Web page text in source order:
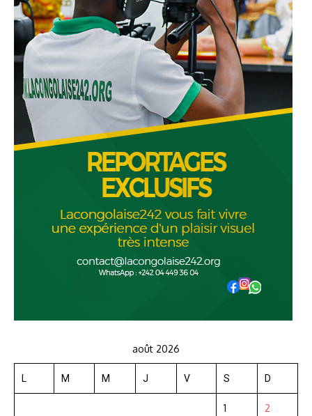
août 2026
L M M J V S D
1 2